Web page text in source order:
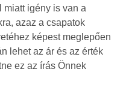
miatt igény is van a
azaz a csapatok
képest meglepően
lehet az ár és az érték
ez az írás Önnek